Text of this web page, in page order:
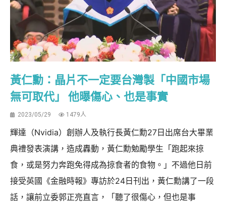
黃仁勳：晶片不一定要台灣製「中國市場
無可取代」 他曝傷心、也是事實
2023/05/29 1479人
輝達（Nvidia）創辦人及執行長黃仁勳27日出席台大畢業
典禮發表演講，造成轟動，黃仁勳勉勵學生「跑起來掠
食，或是努力奔跑免得成為掠食者的食物。」不過他日前
接受英國《金融時報》專訪於24日刊出，黃仁勳講了一段
話，讓前立委郭正亮直言，「聽了很傷心，但也是事